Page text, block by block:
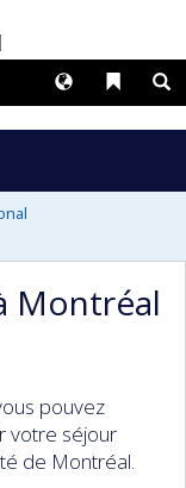
Liens
Langues
Montréal
pouvez
votre séjour
de Montréal.